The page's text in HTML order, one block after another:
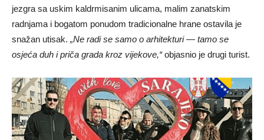
jezgra sa uskim kaldrmisanim ulicama, malim zanatskim
radnjama i bogatom ponudom tradicionalne hrane ostavila je
snažan utisak. „Ne radi se samo o arhitekturi — tamo se
osjeća duh i priča grada kroz vijekove,“objasnio je drugi turist.